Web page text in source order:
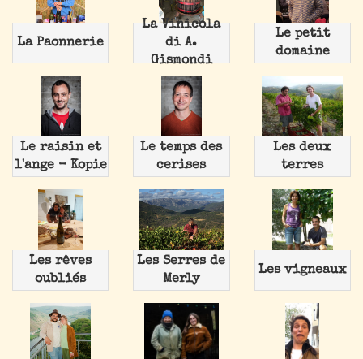
La Paonnerie
La Vinicola
di A.
Gismondi
Le petit
domaine
Le raisin et
l'ange - Kopie
Le temps des
cerises
Les deux
terres
Les rêves
oubliés
Les Serres de
Merly
Les vigneaux